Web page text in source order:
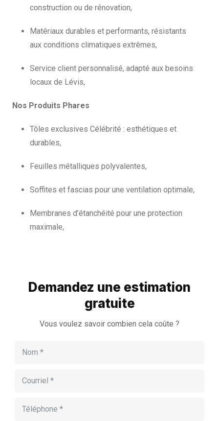
construction ou de rénovation,
Matériaux durables et performants, résistants
aux conditions climatiques extrêmes,
Service client personnalisé, adapté aux besoins
locaux de Lévis,
Nos Produits Phares
Tôles exclusives Célébrité : esthétiques et
durables,
Feuilles métalliques polyvalentes,
Soffites et fascias pour une ventilation optimale,
Membranes d’étanchéité pour une protection
maximale,
Demandez une estimation
gratuite
Vous voulez savoir combien cela coûte ?